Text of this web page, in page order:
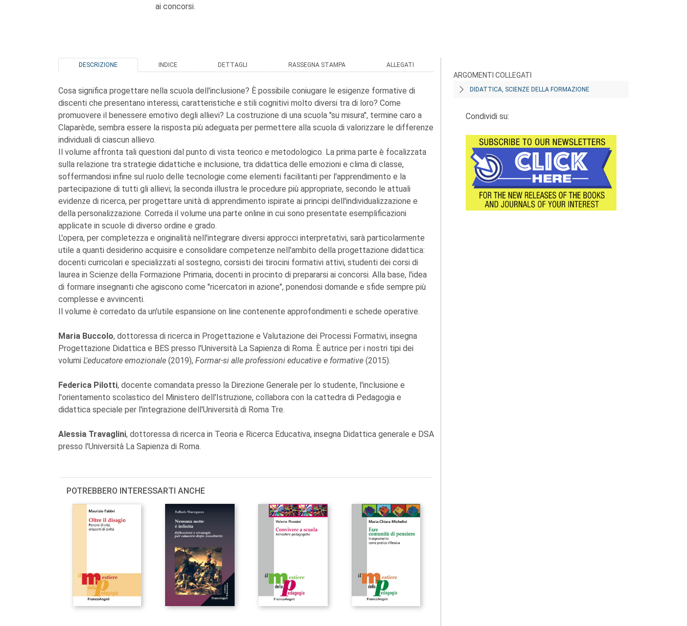
ai concorsi.
DESCRIZIONE INDICE DETTAGLI RASSEGNA STAMPA ALLEGATI
Cosa significa progettare nella scuola dell'inclusione? È possibile coniugare le esigenze formative di
discenti che presentano interessi, caratteristiche e stili cognitivi molto diversi tra di loro? Come
promuovere il benessere emotivo degli allievi? La costruzione di una scuola "su misura", termine caro a
Claparède, sembra essere la risposta più adeguata per permettere alla scuola di valorizzare le differenze
individuali di ciascun allievo.
Il volume affronta tali questioni dal punto di vista teorico e metodologico. La prima parte è focalizzata
sulla relazione tra strategie didattiche e inclusione, tra didattica delle emozioni e clima di classe,
soffermandosi infine sul ruolo delle tecnologie come elementi facilitanti per l'apprendimento e la
partecipazione di tutti gli allievi; la seconda illustra le procedure più appropriate, secondo le attuali
evidenze di ricerca, per progettare unità di apprendimento ispirate ai principi dell'individualizzazione e
della personalizzazione. Correda il volume una parte online in cui sono presentate esemplificazioni
applicate in scuole di diverso ordine e grado.
L'opera, per completezza e originalità nell'integrare diversi approcci interpretativi, sarà particolarmente
utile a quanti desiderino acquisire e consolidare competenze nell'ambito della progettazione didattica:
docenti curricolari e specializzati al sostegno, corsisti dei tirocini formativi attivi, studenti dei corsi di
laurea in Scienze della Formazione Primaria, docenti in procinto di prepararsi ai concorsi. Alla base, l'idea
di formare insegnanti che agiscono come "ricercatori in azione", ponendosi domande e sfide sempre più
complesse e avvincenti.
Il volume è corredato da un'utile espansione on line contenente approfondimenti e schede operative.
Maria Buccolo, dottoressa di ricerca in Progettazione e Valutazione dei Processi Formativi, insegna
Progettazione Didattica e BES presso l'Università La Sapienza di Roma. È autrice per i nostri tipi dei
volumi L'educatore emozionale (2019), Formar-si alle professioni educative e formative (2015).
Federica Pilotti, docente comandata presso la Direzione Generale per lo studente, l'inclusione e
l'orientamento scolastico del Ministero dell'Istruzione, collabora con la cattedra di Pedagogia e
didattica speciale per l'integrazione dell'Università di Roma Tre.
Alessia Travaglini, dottoressa di ricerca in Teoria e Ricerca Educativa, insegna Didattica generale e DSA
presso l'Università La Sapienza di Roma.
POTREBBERO INTERESSARTI ANCHE
ARGOMENTI COLLEGATI
DIDATTICA, SCIENZE DELLA FORMAZIONE
Condividi su: